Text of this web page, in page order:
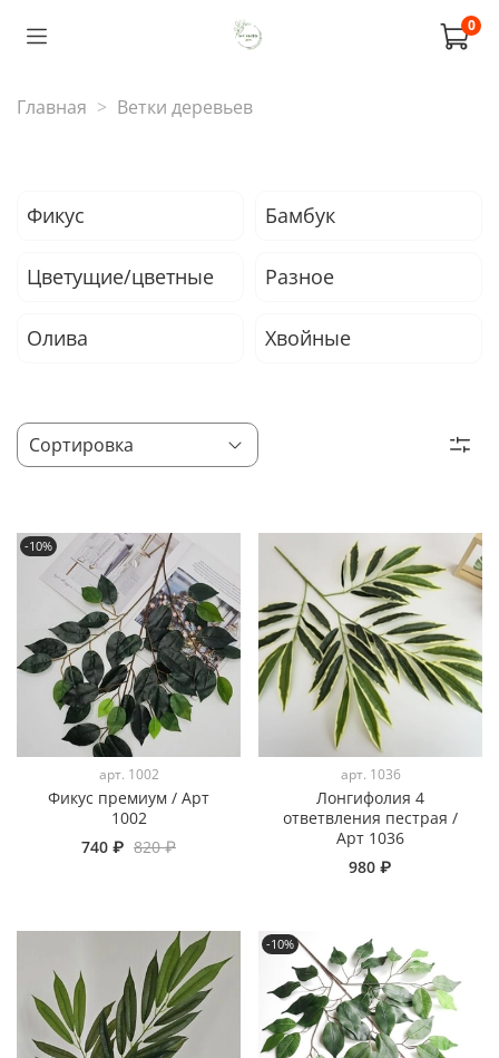
0
Главная Ветки деревьев
Фикус Бамбук
Цветущие/цветные Разное
Олива Хвойные
-10%
арт. 1002
Фикус премиум / Арт
1002
740 ₽ 820 ₽
арт. 1036
Лонгифолия 4
ответвления пестрая /
Арт 1036
980 ₽
-10%